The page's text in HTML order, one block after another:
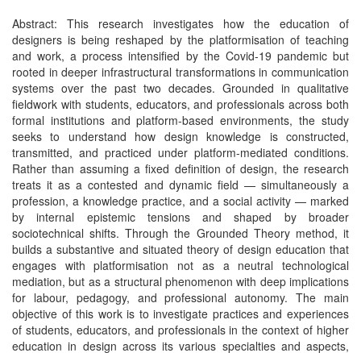
Abstract: This research investigates how the education of
designers is being reshaped by the platformisation of teaching
and work, a process intensified by the Covid-19 pandemic but
rooted in deeper infrastructural transformations in communication
systems over the past two decades. Grounded in qualitative
fieldwork with students, educators, and professionals across both
formal institutions and platform-based environments, the study
seeks to understand how design knowledge is constructed,
transmitted, and practiced under platform-mediated conditions.
Rather than assuming a fixed definition of design, the research
treats it as a contested and dynamic field — simultaneously a
profession, a knowledge practice, and a social activity — marked
by internal epistemic tensions and shaped by broader
sociotechnical shifts. Through the Grounded Theory method, it
builds a substantive and situated theory of design education that
engages with platformisation not as a neutral technological
mediation, but as a structural phenomenon with deep implications
for labour, pedagogy, and professional autonomy. The main
objective of this work is to investigate practices and experiences
of students, educators, and professionals in the context of higher
education in design across its various specialties and aspects,